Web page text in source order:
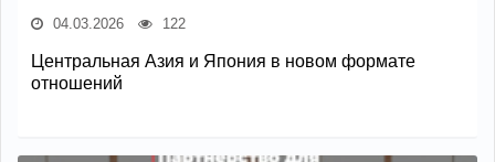
04.03.2026 122
Центральная Азия и Япония в новом формате
отношений